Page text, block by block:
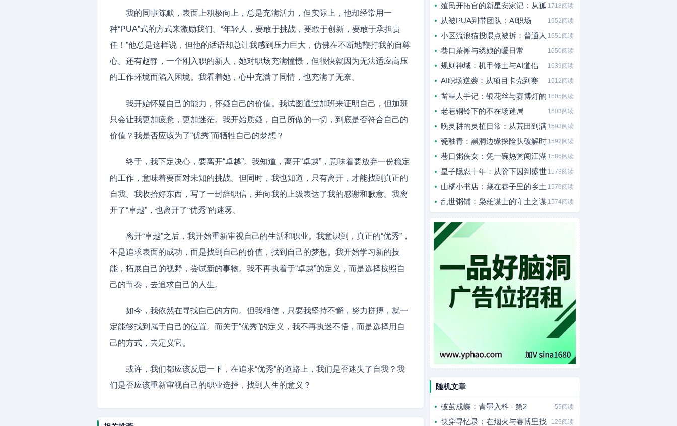
我的同事陈默，表面上积极向上，总是充满活力，但实际上，他却经常用一
种“PUA”式的方式来激励我们。“年轻人，要敢于挑战，要敢于创新，要敢于承担责
任！”他总是这样说，但他的话语却总让我感到压力巨大，仿佛在不断地鞭打我的自尊
心。还有赵静，一个刚入职的新人，她对职场充满憧憬，但很快就因为无法适应高压
的工作环境而陷入困境。我看着她，心中充满了同情，也充满了无奈。
我开始怀疑自己的能力，怀疑自己的价值。我试图通过加班来证明自己，但加班
只会让我更加疲惫，更加迷茫。我开始质疑，自己所做的一切，到底是否符合自己的
价值？我是否应该为了“优秀”而牺牲自己的梦想？
终于，我下定决心，要离开“卓越”。我知道，离开“卓越”，意味着要放弃一份稳定
的工作，意味着要面对未知的挑战。但同时，我也知道，只有离开，才能找到真正的
自我。我收拾好东西，写了一封辞职信，并向我的上级表达了我的感谢和歉意。我离
开了“卓越”，也离开了“优秀”的迷雾。
离开“卓越”之后，我开始重新审视自己的生活和职业。我意识到，真正的“优秀”，
不是追求表面的成功，而是找到自己的价值，找到自己的梦想。我开始学习新的技
能，拓展自己的视野，尝试新的事物。我不再执着于“卓越”的定义，而是选择按照自
己的节奏，去追求自己的人生。
如今，我依然在寻找自己的方向。但我相信，只要我坚持不懈，努力拼搏，就一
定能够找到属于自己的位置。而关于“优秀”的定义，我不再执迷不悟，而是选择用自
己的方式，去定义它。
或许，我们都应该反思一下，在追求“优秀”的道路上，我们是否迷失了自我？我
们是否应该重新审视自己的职业选择，找到人生的意义？
殖民开拓官的新星安家记：从孤 1718阅读
从被PUA到带团队：AI职场 1652阅读
小区流浪猫投喂点被拆：普通人 1651阅读
巷口茶摊与绣娘的暖日常 1650阅读
规则神域：机甲修士与AI道侣 1639阅读
AI职场逆袭：从项目卡壳到赛 1612阅读
凿星人手记：银花丝与赛博灯的 1605阅读
老巷铜铃下的不在场迷局 1603阅读
晚灵耕的灵植日常：从荒田到满 1593阅读
瓷釉青：黑洞边缘探险队破解时 1592阅读
巷口粥侠女：凭一碗热粥闯江湖 1586阅读
皇子隐忍十年：从阶下囚到盛世 1578阅读
山橘小书店：藏在巷子里的乡土 1576阅读
乱世粥铺：枭雄谋士的守土之谋 1574阅读
随机文章
破茧成蝶：青墨入科 - 第2 55阅读
快穿寻忆录：在烟火与赛博里找 126阅读